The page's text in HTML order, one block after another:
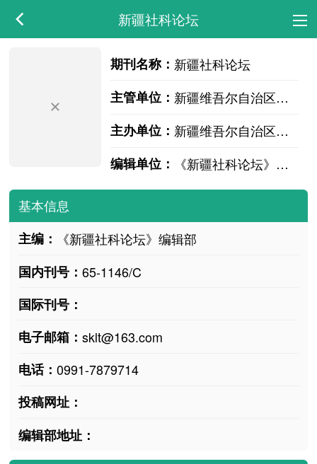
新疆社科论坛
期刊名称： 新疆社科论坛
主管单位：
新疆维吾尔自治区社会科学界联合会
主办单位：
新疆维吾尔自治区社会科学界联合会
编辑单位：
《新疆社科论坛》编辑部
基本信息
主编：
《新疆社科论坛》编辑部
国内刊号： 65-1146/C
国际刊号：
电子邮箱： sklt@163.com
电话： 0991-7879714
投稿网址：
编辑部地址：